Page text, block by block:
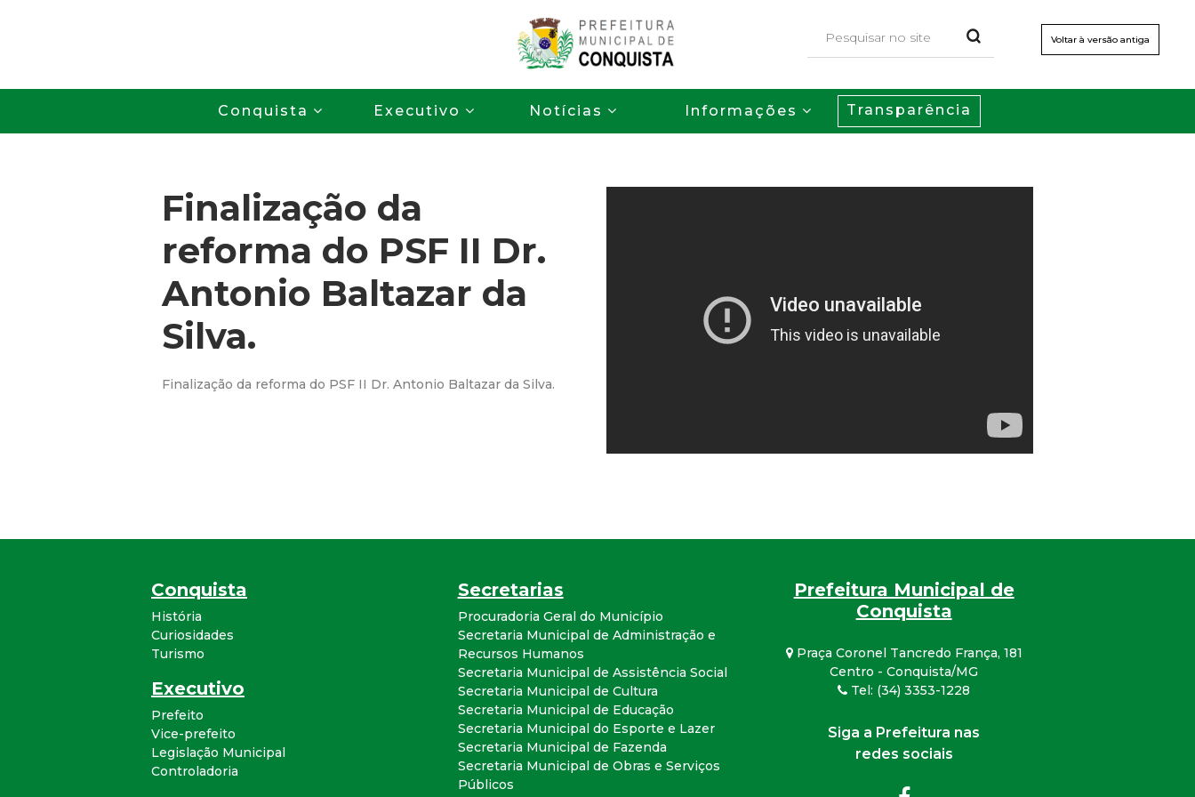
para
o
conteúdo
principal
Voltar à versão antiga
P
r
e
i
u
n
i
c
i
p
Conquista Executivo Notícias Informações Transparência
Finalização da
reforma do PSF II Dr.
Antonio Baltazar da
Silva.
Finalização da reforma do PSF II Dr. Antonio Baltazar da Silva.
Conquista
História
Curiosidades
Turismo
Executivo
Prefeito
Vice-prefeito
Legislação Municipal
Controladoria
Secretarias
Procuradoria Geral do Município
Secretaria Municipal de Administração e
Recursos Humanos
Secretaria Municipal de Assistência Social
Secretaria Municipal de Cultura
Secretaria Municipal de Educação
Secretaria Municipal do Esporte e Lazer
Secretaria Municipal de Fazenda
Secretaria Municipal de Obras e Serviços
Públicos
Prefeitura Municipal de
Conquista
Praça Coronel Tancredo França, 181
Centro - Conquista/MG
Tel: (34) 3353-1228
Siga a Prefeitura nas
redes sociais